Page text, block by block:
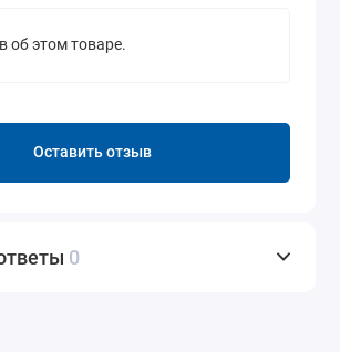
об этом товаре.
Оставить отзыв
0